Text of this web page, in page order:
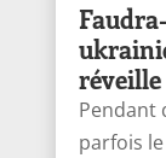
Pendant
parfois